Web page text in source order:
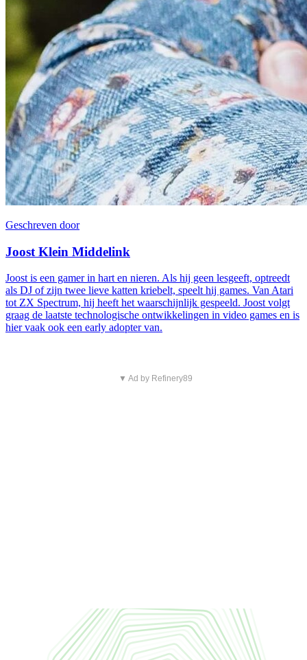
Geschreven door
Joost Klein Middelink
Joost is een gamer in hart en nieren. Als hij geen lesgeeft, optreedt
als DJ of zijn twee lieve katten kriebelt, speelt hij games. Van Atari
tot ZX Spectrum, hij heeft het waarschijnlijk gespeeld. Joost volgt
graag de laatste technologische ontwikkelingen in video games en is
hier vaak ook een early adopter van.
▼ Ad by Refinery89